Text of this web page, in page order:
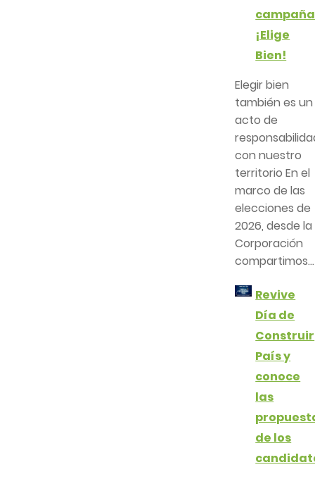
campaña
¡Elige
Bien!
Elegir bien
también es un
acto de
con nuestro
territorio En el
marco de las
elecciones de
2026, desde la
Corporación
compartimos...
Revive
Día de
Construir
País y
conoce
las
de los